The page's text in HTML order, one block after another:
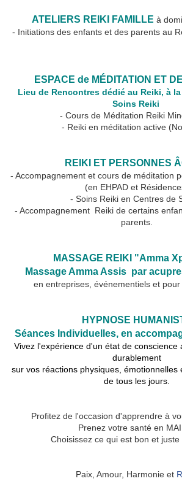
ATELIERS REIKI FAMILLE à
- Initiations des enfants et des parents au
ESPACE de MÉDITATION ET
Lieu de Rencontres dédié au Reiki, à
Soins Reiki
- Cours de Méditation Reiki
- Reiki en méditation active
REIKI ET PERSONNES
- Accompagnement et cours de méditation
(en EHPAD et
- Soins Reiki en Centres de
- Accompagnement Reiki de certains
parents.
MASSAGE REIKI "Amma
Massage Amma Assis par
en entreprises, événementiels et pour
HYPNOSE
Séances Individuelles, en
Vivez l'expérience d'un état de conscience
durablement
sur vos réactions physiques, émotionnelles
de tous les jours.
Profitez de l'occasion d'apprendre à
Prenez votre santé en
Choisissez ce qui est bon et juste
Paix, Amour, Harmonie et